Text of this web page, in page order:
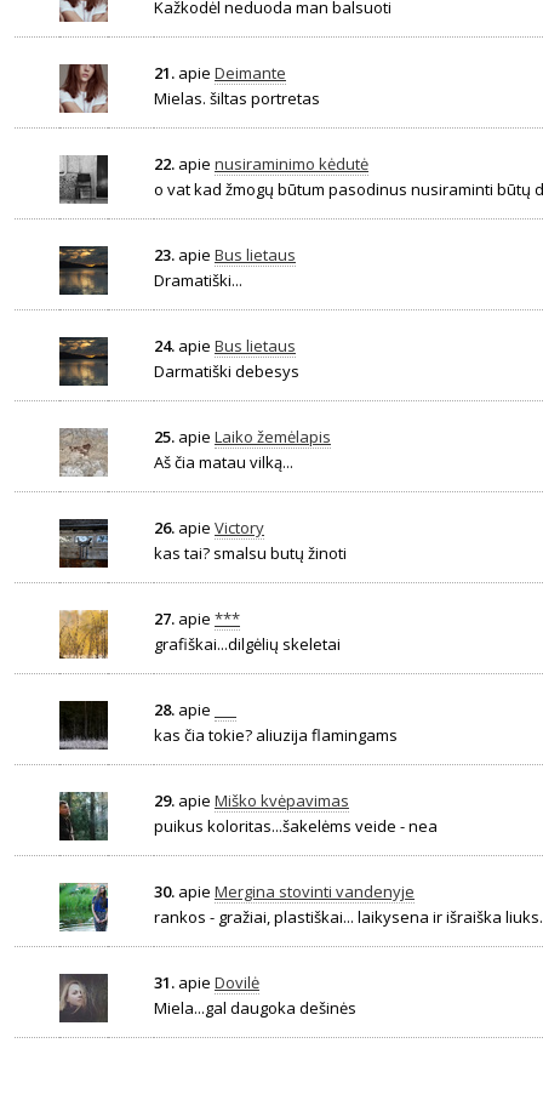
Kažkodėl neduoda man balsuoti
21. apie Deimante
Mielas. šiltas portretas
22. apie nusiraminimo kėdutė
o vat kad žmogų būtum pasodinus nusiraminti būtų
23. apie Bus lietaus
Dramatiški...
24. apie Bus lietaus
Darmatiški debesys
25. apie Laiko žemėlapis
Aš čia matau vilką...
26. apie Victory
kas tai? smalsu butų žinoti
27. apie ***
grafiškai...dilgėlių skeletai
28. apie
kas čia tokie? aliuzija flamingams
29. apie Miško kvėpavimas
puikus koloritas...šakelėms veide - nea
30. apie Mergina stovinti vandenyje
rankos - gražiai, plastiškai... laikysena ir išraiška
31. apie Dovilė
Miela...gal daugoka dešinės